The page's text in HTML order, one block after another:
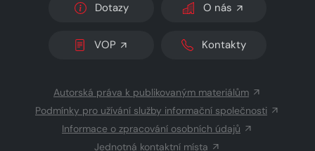
Dotazy O nás
VOP Kontakty
Autorská práva k publikovaným materiálům
Podmínky pro užívání služby informační společnosti
Informace o zpracování osobních údajů
Jednotná kontaktní místa